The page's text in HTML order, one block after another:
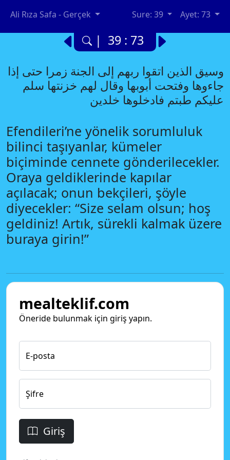
Ali Rıza Safa - Gerçek Sure: 39 Ayet: 73
| 39 : 73
وسيق الذين اتقوا ربهم إلى الجنة زمرا حتى إذا
جاءوها وفتحت أبوبها وقال لهم خزنتها سلم
عليكم طبتم فادخلوها خلدين
Efendileri’ne yönelik sorumluluk
bilinci taşıyanlar, kümeler
biçiminde cennete gönderilecekler.
Oraya geldiklerinde kapılar
açılacak; onun bekçileri, şöyle
diyecekler: “Size selam olsun; hoş
geldiniz! Artık, sürekli kalmak üzere
buraya girin!”
mealteklif.com
Öneride bulunmak için giriş yapın.
E-posta
Şifre
Giriş